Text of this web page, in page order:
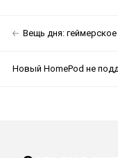
Вещь дня:
Новый HomePod не